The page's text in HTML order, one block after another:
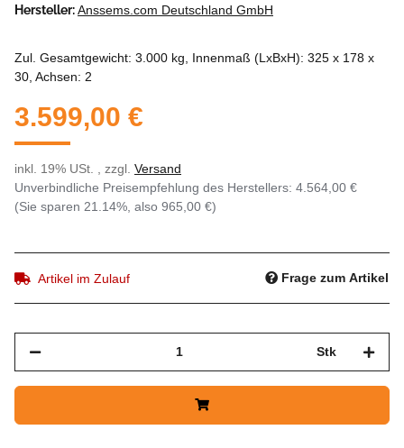
Hersteller:Anssems.com Deutschland GmbH
Zul. Gesamtgewicht: 3.000 kg, Innenmaß (LxBxH): 325 x 178 x
30, Achsen: 2
3.599,00 €
inkl. 19% USt. , zzgl. Versand
Unverbindliche Preisempfehlung des Herstellers: 4.564,00 €
(Sie sparen 21.14% , also 965,00 €)
Artikel im Zulauf Frage zum Artikel
Stk